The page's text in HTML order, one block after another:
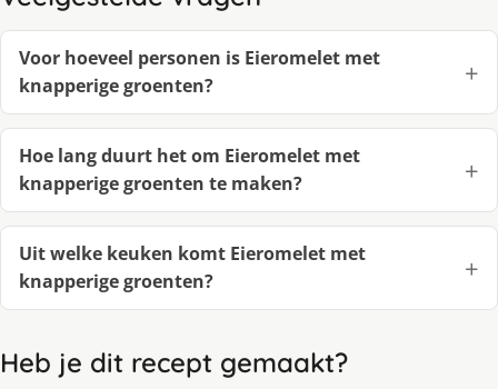
Voor hoeveel personen is Eieromelet met
knapperige groenten?
Hoe lang duurt het om Eieromelet met
knapperige groenten te maken?
Uit welke keuken komt Eieromelet met
knapperige groenten?
Heb je dit recept gemaakt?